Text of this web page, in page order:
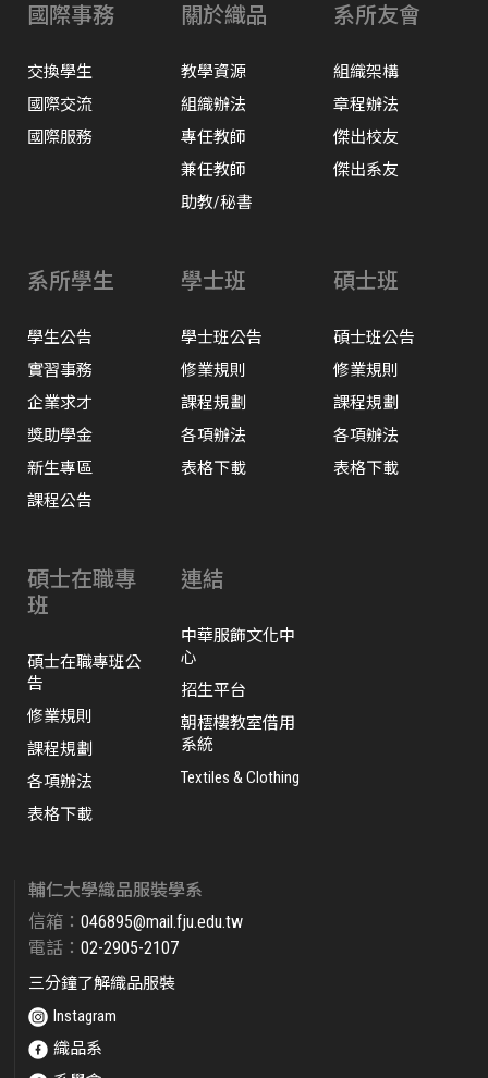
國際事務
交換學生
國際交流
國際服務
關於織品
教學資源
組織辦法
專任教師
兼任教師
助教/秘書
系所友會
組織架構
章程辦法
傑出校友
傑出系友
系所學生
學生公告
實習事務
企業求才
獎助學金
新生專區
課程公告
學士班
學士班公告
修業規則
課程規劃
各項辦法
表格下載
碩士班
碩士班公告
修業規則
課程規劃
各項辦法
表格下載
碩士在職專
班
碩士在職專班公
告
修業規則
課程規劃
各項辦法
表格下載
連結
中華服飾文化中
心
招生平台
朝橒樓教室借用
系統
Textiles & Clothing
輔仁大學織品服裝學系
信箱： 046895@mail.fju.edu.tw​
電話： 02-2905-2107
三分鐘了解織品服裝
Instagram
織品系